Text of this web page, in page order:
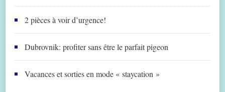
2 pièces à voir d’urgence!
Dubrovnik: profiter sans être le parfait pigeon
Vacances et sorties en mode « staycation »